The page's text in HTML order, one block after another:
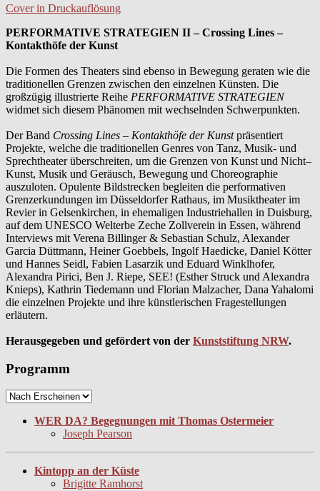
Cover in Druckauflösung
PERFORMATIVE STRATEGIEN II – Crossing Lines –
Kontakthöfe der Kunst
Die Formen des Theaters sind ebenso in Bewegung geraten wie die
traditionellen Grenzen zwischen den einzelnen Künsten. Die
großzügig illustrierte Reihe PERFORMATIVE STRATEGIEN
widmet sich diesem Phänomen mit wechselnden Schwerpunkten.
Der Band Crossing Lines – Kontakthöfe der Kunstpräsentiert
Projekte, welche die traditionellen Genres von Tanz, Musik- und
Sprechtheater überschreiten, um die Grenzen von Kunst und Nicht–
Kunst, Musik und Geräusch, Bewegung und Choreographie
auszuloten. Opulente Bildstrecken begleiten die performativen
Grenzerkundungen im Düsseldorfer Rathaus, im Musiktheater im
Revier in Gelsenkirchen, in ehemaligen Industriehallen in Duisburg,
auf dem UNESCO Welterbe Zeche Zollverein in Essen, während
Interviews mit Verena Billinger & Sebastian Schulz, Alexander
Garcia Düttmann, Heiner Goebbels, Ingolf Haedicke, Daniel Kötter
und Hannes Seidl, Fabien Lasarzik und Eduard Winklhofer,
Alexandra Pirici, Ben J. Riepe, SEE! (Esther Struck und Alexandra
Knieps), Kathrin Tiedemann und Florian Malzacher, Dana Yahalomi
die einzelnen Projekte und ihre künstlerischen Fragestellungen
erläutern.
Herausgegeben und gefördert von der Kunststiftung NRW.
Programm
WER DA? Begegnungen mit Thomas Ostermeier
Joseph Pearson
Kintopp an der Küste
Brigitte Ramhorst